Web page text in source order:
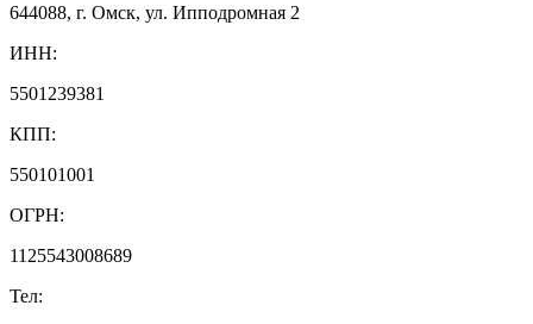
644088, г. Омск, ул. Ипподромная 2
ИНН:
5501239381
КПП:
550101001
ОГРН:
1125543008689
Тел: